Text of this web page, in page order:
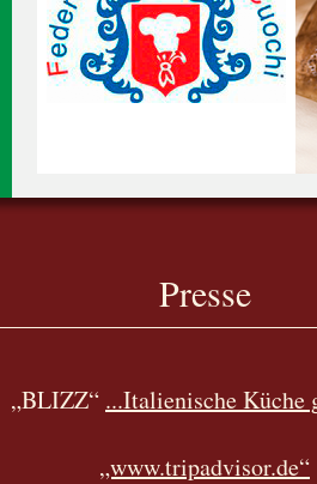
Presse
„BLIZZ“ ...Italienische Küche
„www.tripadvisor.de“